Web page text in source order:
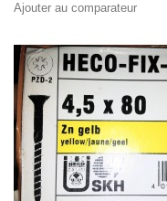
Ajouter au comparateur